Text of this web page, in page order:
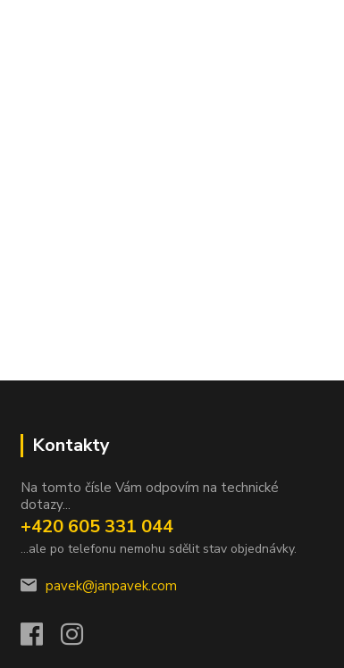
Kontakty
Na tomto čísle Vám odpovím na technické
dotazy...
+420 605 331 044
...ale po telefonu nemohu sdělit stav objednávky.
pavek@janpavek.com